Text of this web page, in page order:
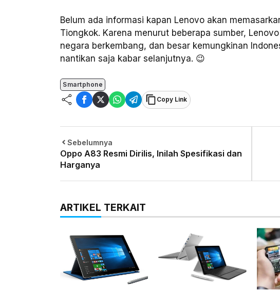
Belum ada informasi kapan Lenovo akan
Tiongkok. Karena menurut beberapa sumber,
negara berkembang, dan besar kemungkinan
nantikan saja kabar selanjutnya. 😉
Smartphone
Copy Link
Sebelumnya
Oppo A83 Resmi Dirilis, Inilah Spesifikasi dan
Harganya
ARTIKEL TERKAIT